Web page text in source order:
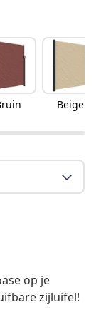
Beige
op je
zijluifel!